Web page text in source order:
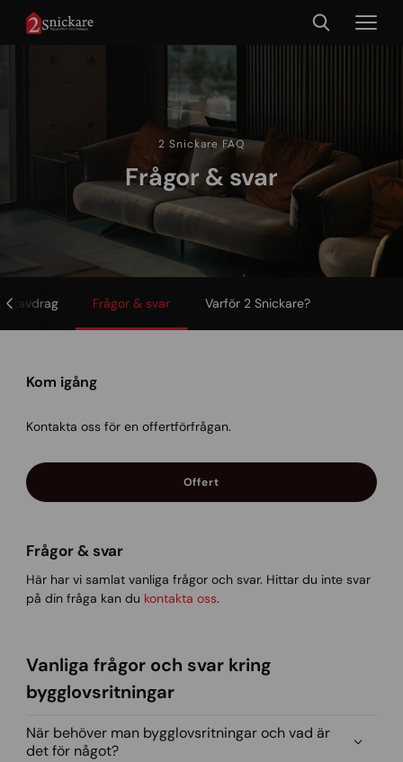
2 Snickare FAQ
Frågor & svar
Frågor & svar Varför 2 Snickare?
Kom igång
Kontakta oss för en offertförfrågan.
Offert
Frågor & svar
Här har vi samlat vanliga frågor och svar. Hittar du inte svar
på din fråga kan du kontakta oss.
Vanliga frågor och svar kring
bygglovsritningar
När behöver man bygglovsritningar och vad är
det för något?